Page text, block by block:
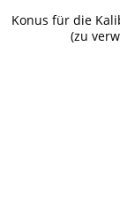
Konus für die
(zu